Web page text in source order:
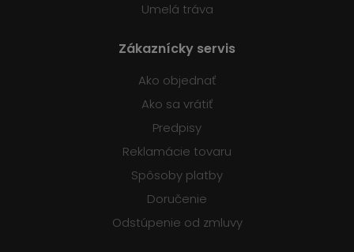
Umelá tráva
Zákaznícky servis
Ako objednať
Ako sa vrátiť
Predpisy
Reklamácie tovaru
Spôsoby platby
Doručenie
Odstúpenie od zmluvy